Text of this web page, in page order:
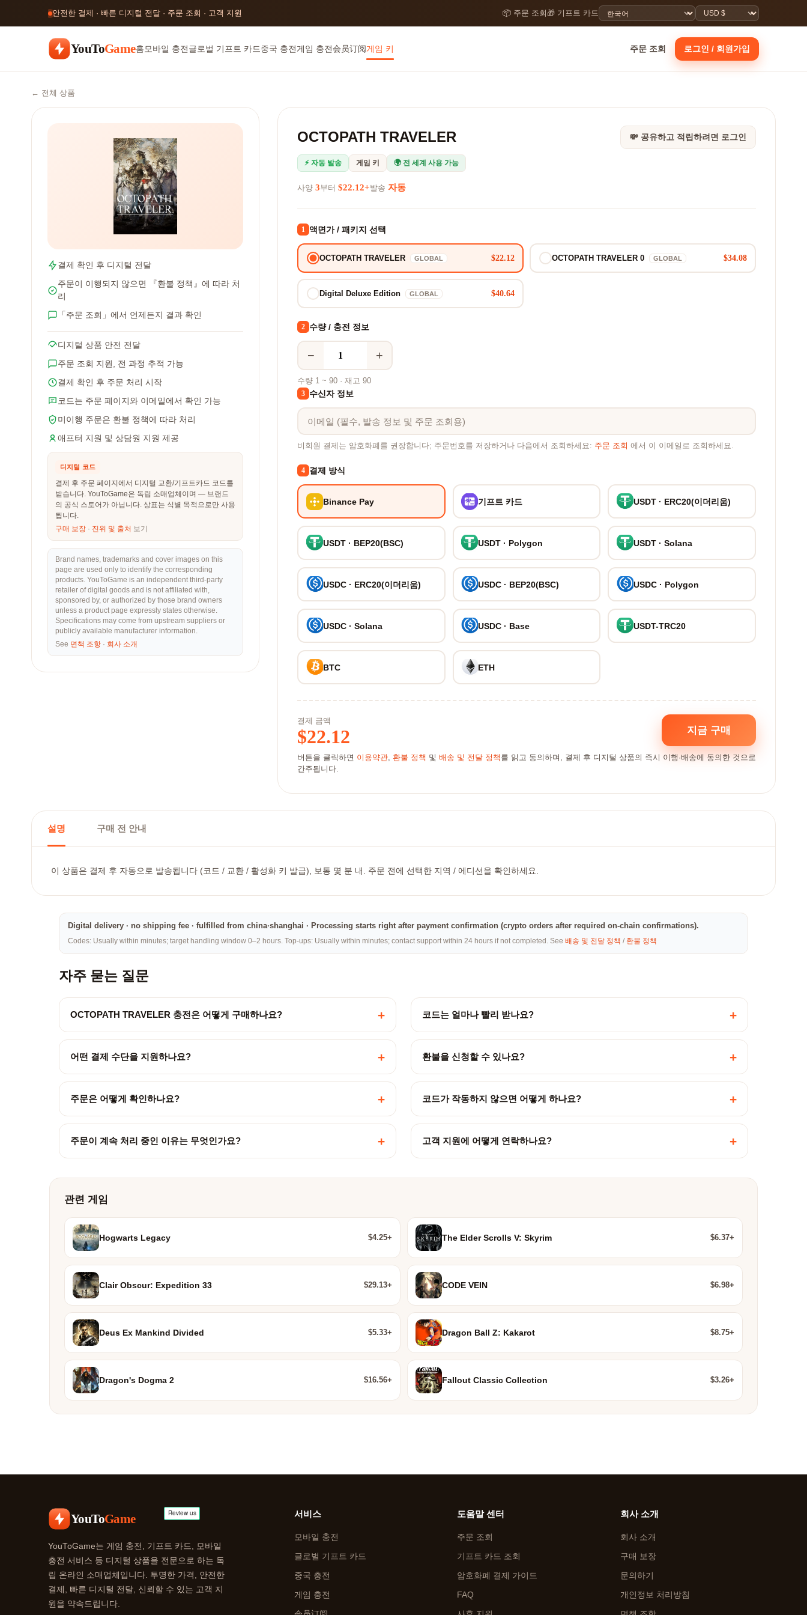
안전한 결제 · 빠른 디지털 전달 · 주문 조회 · 고객 지원 📦 주문 조회🎁 기프트 카드
YouToGame홈모바일 충전글로벌 기프트 카드중국 충전게임 충전会员订阅게임 키 주문 조회 로그인 / 회원가입
← 전체 상품
결제 확인 후 디지털 전달
주문이 이행되지 않으면 『환불 정책』에 따라 처
리
「주문 조회」에서 언제든지 결과 확인
디지털 상품 안전 전달
주문 조회 지원, 전 과정 추적 가능
결제 확인 후 주문 처리 시작
코드는 주문 페이지와 이메일에서 확인 가능
미이행 주문은 환불 정책에 따라 처리
애프터 지원 및 상담원 지원 제공
디지털 코드
결제 후 주문 페이지에서 디지털 교환/기프트카드 코드를
받습니다. YouToGame은 독립 소매업체이며 — 브랜드
의 공식 스토어가 아닙니다. 상표는 식별 목적으로만 사용
됩니다.
구매 보장 · 진위 및 출처 보기
Brand names, trademarks and cover images on this
page are used only to identify the corresponding
products. YouToGame is an independent third-party
retailer of digital goods and is not affiliated with,
sponsored by, or authorized by those brand owners
unless a product page expressly states otherwise.
Specifications may come from upstream suppliers or
publicly available manufacturer information.
See 면책 조항 · 회사 소개
💸 공유하고 적립하려면 로그인
OCTOPATH TRAVELER
⚡ 자동 발송 게임 키 🌍 전 세계 사용 가능
사양 3부터 $22.12+발송 자동
1 액면가 / 패키지 선택
OCTOPATH TRAVELER GLOBAL $22.12 OCTOPATH TRAVELER 0 GLOBAL $34.08
Digital Deluxe Edition GLOBAL $40.64
2 수량 / 충전 정보
− +
수량 1 ~ 90 · 재고 90
3 수신자 정보
비회원 결제는 암호화폐를 권장합니다; 주문번호를 저장하거나 다음에서 조회하세요: 주문 조회 에서 이 이메일로 조회하세요.
4 결제 방식
Binance Pay 기프트 카드 USDT · ERC20(이더리움)
USDT · BEP20(BSC) USDT · Polygon USDT · Solana
USDC · ERC20(이더리움) USDC · BEP20(BSC) USDC · Polygon
USDC · Solana USDC · Base USDT-TRC20
BTC ETH
결제 금액
$22.12 지금 구매
버튼을 클릭하면 이용약관, 환불 정책 및 배송 및 전달 정책 를 읽고 동의하며, 결제 후 디지털 상품의 즉시 이행·배송에 동의한 것으로
간주됩니다.
설명 구매 전 안내
이 상품은 결제 후 자동으로 발송됩니다 (코드 / 교환 / 활성화 키 발급), 보통 몇 분 내. 주문 전에 선택한 지역 / 에디션을 확인하세요.
Digital delivery · no shipping fee · fulfilled from china·shanghai · Processing starts right after payment confirmation (crypto orders after required on-chain confirmations).
Codes: Usually within minutes; target handling window 0–2 hours. Top-ups: Usually within minutes; contact support within 24 hours if not completed. See 배송 및 전달 정책 / 환불 정책
자주 묻는 질문
OCTOPATH TRAVELER 충전은 어떻게 구매하나요? + 코드는 얼마나 빨리 받나요? +
어떤 결제 수단을 지원하나요? + 환불을 신청할 수 있나요? +
주문은 어떻게 확인하나요? + 코드가 작동하지 않으면 어떻게 하나요? +
주문이 계속 처리 중인 이유는 무엇인가요? + 고객 지원에 어떻게 연락하나요? +
관련 게임
Hogwarts Legacy $4.25+ The Elder Scrolls V: Skyrim $6.37+
Clair Obscur: Expedition 33 $29.13+ CODE VEIN $6.98+
Deus Ex Mankind Divided $5.33+ Dragon Ball Z: Kakarot $8.75+
Dragon's Dogma 2 $16.56+ Fallout Classic Collection $3.26+
YouToGame
YouToGame는 게임 충전, 기프트 카드, 모바일
충전 서비스 등 디지털 상품을 전문으로 하는 독
립 온라인 소매업체입니다. 투명한 가격, 안전한
결제, 빠른 디지털 전달, 신뢰할 수 있는 고객 지
원을 약속드립니다.
서비스
모바일 충전
글로벌 기프트 카드
중국 충전
게임 충전
도움말 센터
주문 조회
기프트 카드 조회
암호화폐 결제 가이드
FAQ
회사 소개
회사 소개
구매 보장
문의하기
개인정보 처리방침